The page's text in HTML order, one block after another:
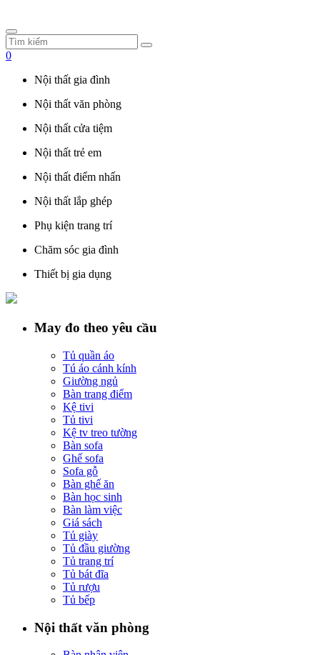
0
Nội thất gia đình
Nội thất văn phòng
Nội thất cửa tiệm
Nội thất trẻ em
Nội thất điểm nhấn
Nội thất lắp ghép
Phụ kiện trang trí
Chăm sóc gia đình
Thiết bị gia dụng
May đo theo yêu cầu
Tủ quần áo
Tú áo cánh kính
Giường ngủ
Bàn trang điểm
Kệ tivi
Tủ tivi
Kệ tv treo tường
Bàn sofa
Ghế sofa
Sofa gỗ
Bàn ghế ăn
Bàn học sinh
Bàn làm việc
Giá sách
Tủ giày
Tủ đầu giường
Tủ trang trí
Tủ bát đĩa
Tủ rượu
Tủ bếp
Nội thất văn phòng